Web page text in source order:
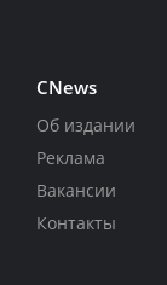
CNews
Об издании
Реклама
Вакансии
Контакты